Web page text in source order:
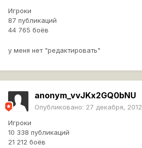
Игроки
87 публикаций
44 765 боёв
у меня нет "редактировать"
anonym_vvJKx2GQ0bNU
Опубликовано: 27 декабря, 2012
Игроки
10 338 публикаций
21 212 боёв